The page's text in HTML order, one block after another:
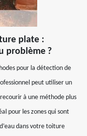
plate :
problème ?
pour la détection de
peut utiliser un
à une méthode plus
pour les zones qui sont
dans votre toiture